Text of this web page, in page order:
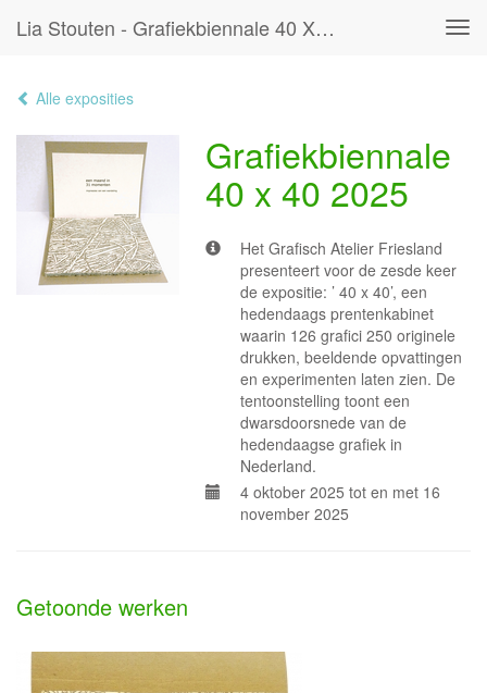
Lia Stouten - Grafiekbiennale 40 X 40 2025
Alle exposities
Grafiekbiennale
40 x 40 2025
Het Grafisch Atelier Friesland
presenteert voor de zesde keer
de expositie: ’ 40 x 40’, een
hedendaags prentenkabinet
waarin 126 grafici 250 originele
drukken, beeldende opvattingen
en experimenten laten zien. De
tentoonstelling toont een
dwarsdoorsnede van de
hedendaagse grafiek in
Nederland.
4 oktober 2025 tot en met 16
november 2025
Getoonde werken